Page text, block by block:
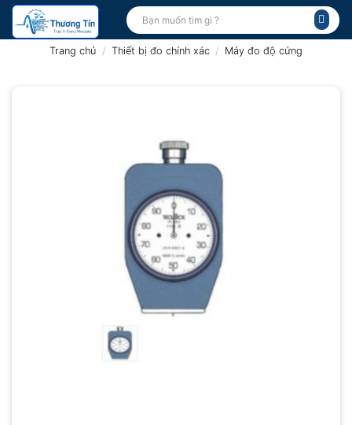
Bỏ
qua
Tìm
kiếm:
Trang chủ / Thiết bị đo chính xác / Máy đo độ cứng